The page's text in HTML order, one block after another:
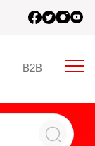
B2B